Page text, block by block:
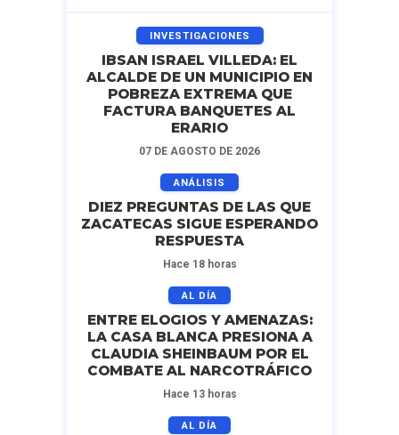
INVESTIGACIONES
IBSAN ISRAEL VILLEDA: EL
ALCALDE DE UN MUNICIPIO EN
POBREZA EXTREMA QUE
FACTURA BANQUETES AL
ERARIO
07 DE AGOSTO DE 2026
ANÁLISIS
DIEZ PREGUNTAS DE LAS QUE
ZACATECAS SIGUE ESPERANDO
RESPUESTA
Hace 18 horas
AL DÍA
ENTRE ELOGIOS Y AMENAZAS:
LA CASA BLANCA PRESIONA A
CLAUDIA SHEINBAUM POR EL
COMBATE AL NARCOTRÁFICO
Hace 13 horas
AL DÍA